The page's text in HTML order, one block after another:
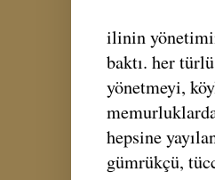
ilinin
baktı. her
yönetmeyi,
hepsine
gümrükçü,